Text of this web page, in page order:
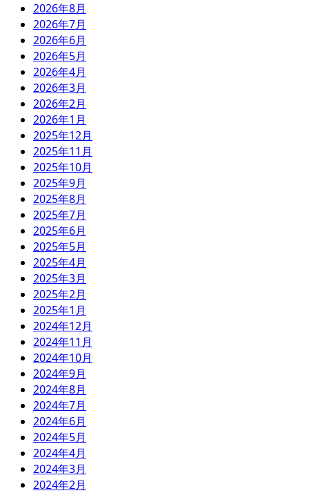
2026年8月
2026年7月
2026年6月
2026年5月
2026年4月
2026年3月
2026年2月
2026年1月
2025年12月
2025年11月
2025年10月
2025年9月
2025年8月
2025年7月
2025年6月
2025年5月
2025年4月
2025年3月
2025年2月
2025年1月
2024年12月
2024年11月
2024年10月
2024年9月
2024年8月
2024年7月
2024年6月
2024年5月
2024年4月
2024年3月
2024年2月